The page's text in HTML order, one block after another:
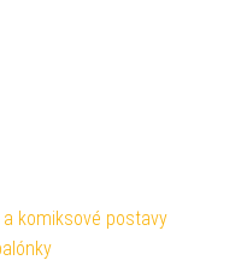
komiksové postavy